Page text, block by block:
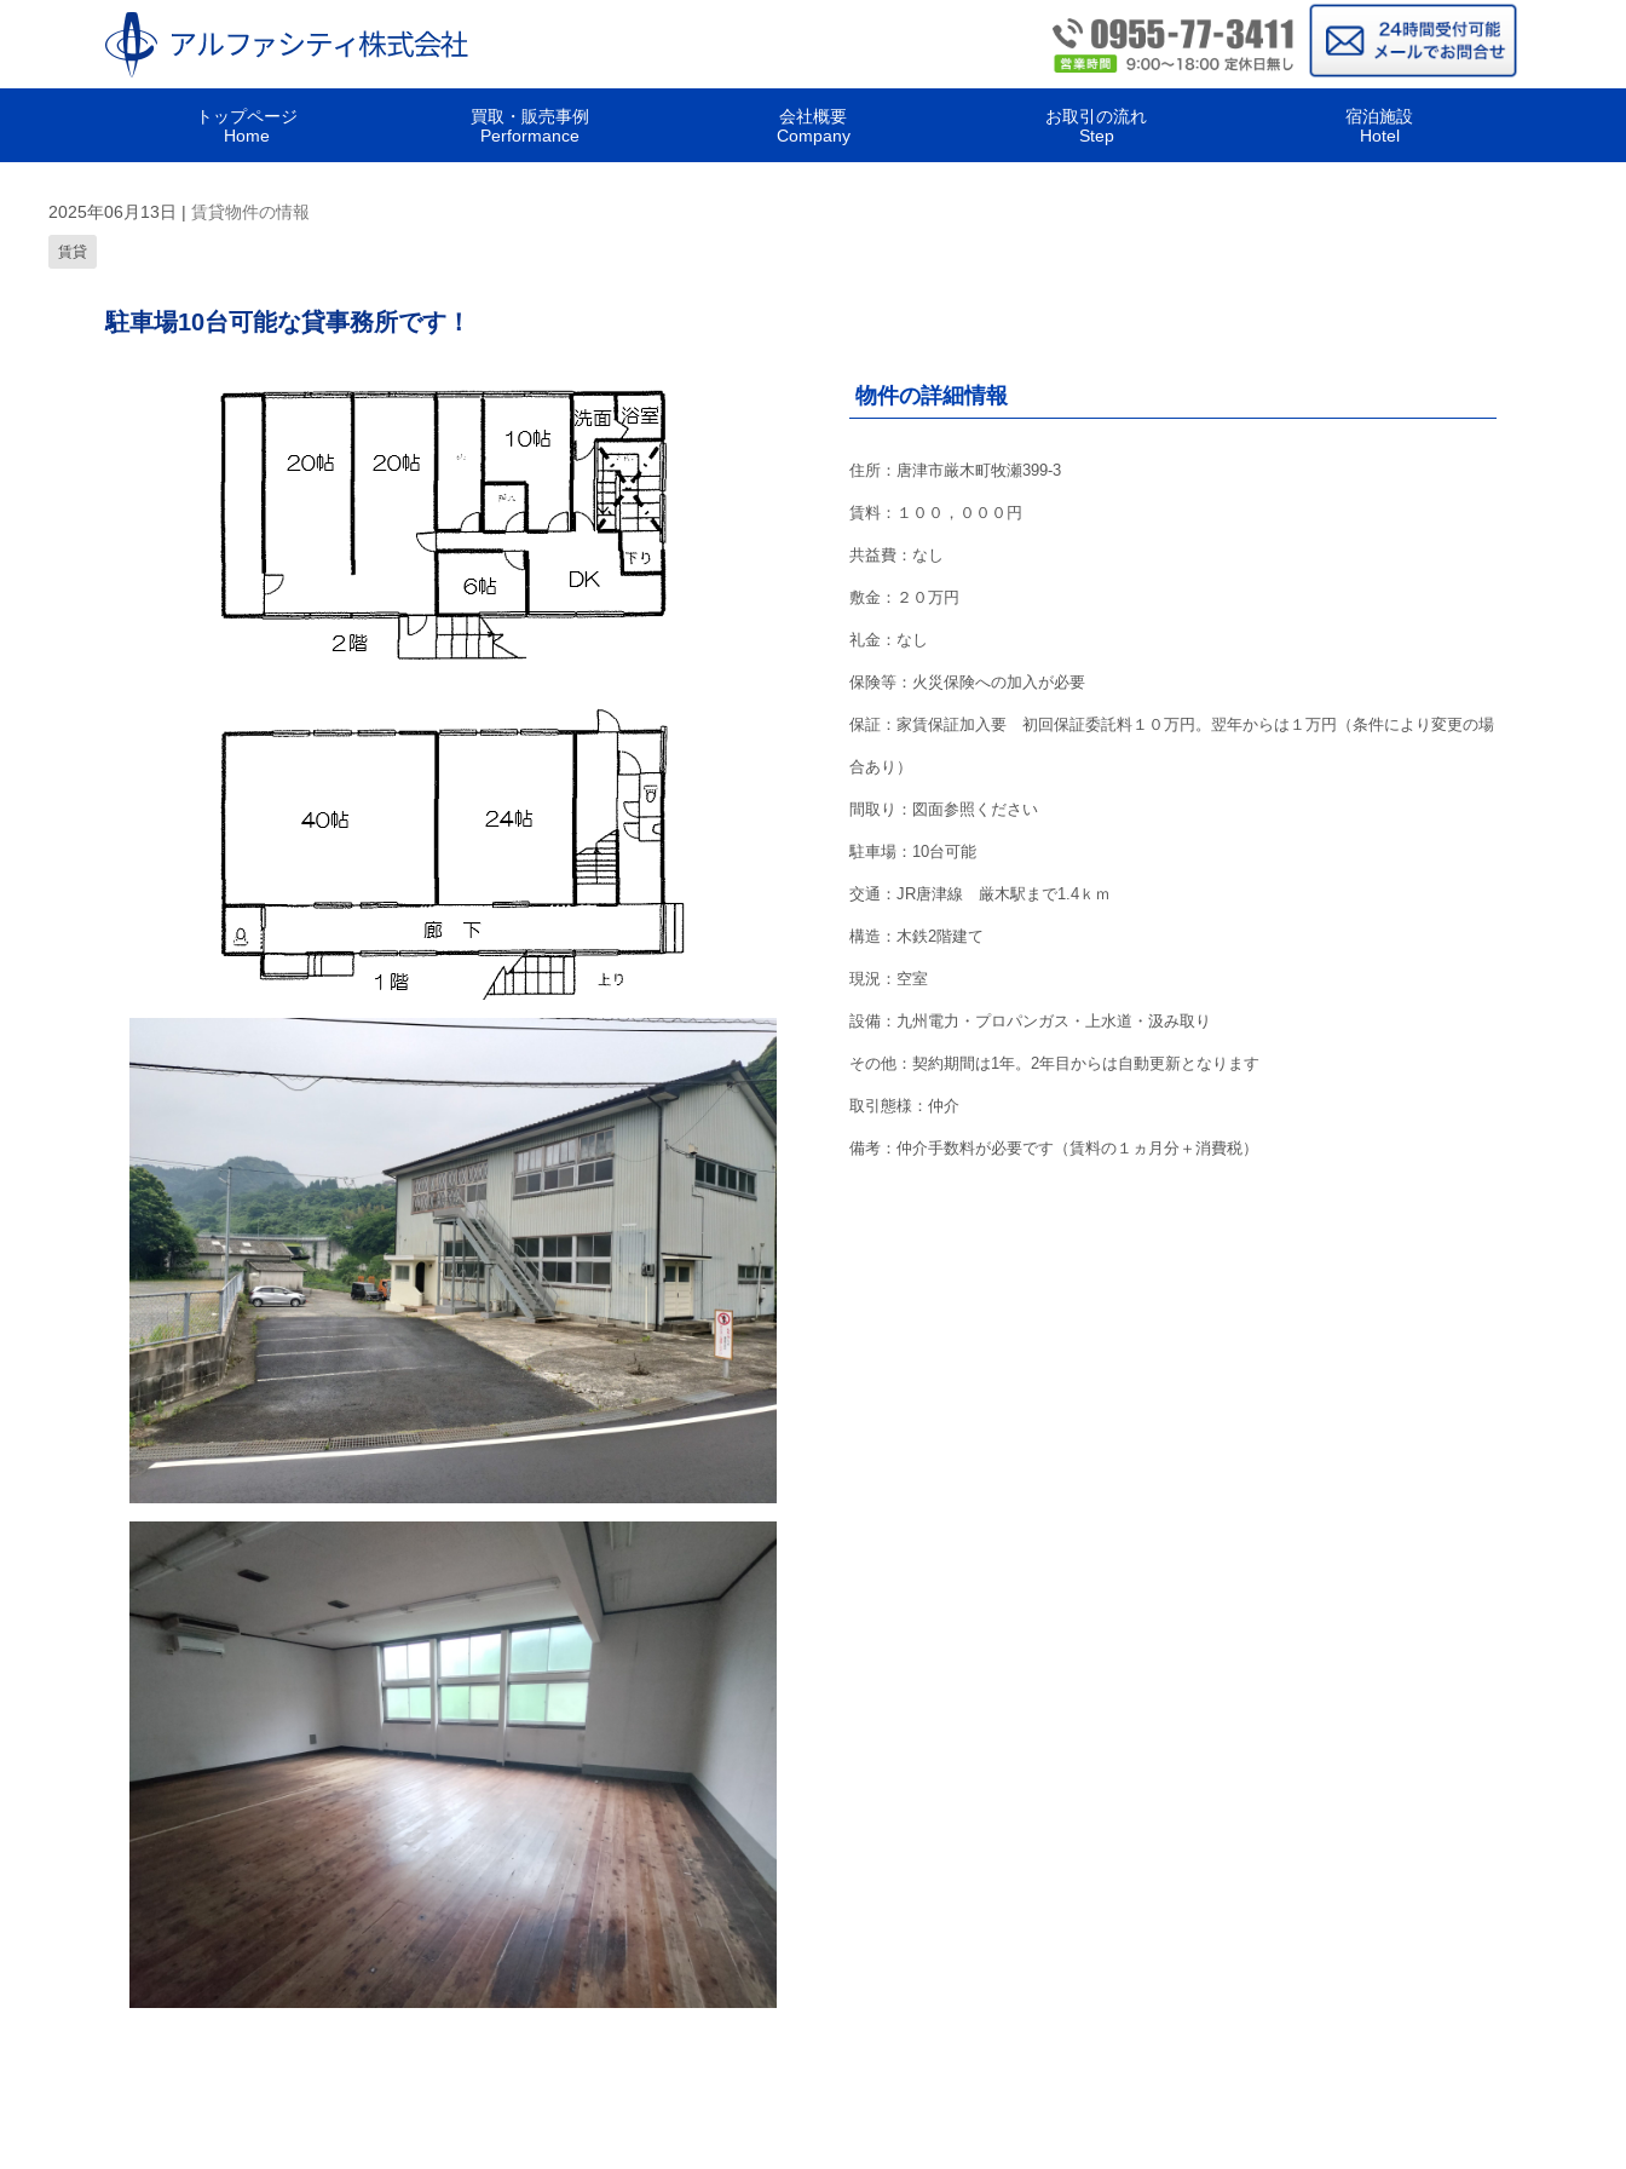
トップページ
Home
買取・販売事例
Performance
会社概要
Company
お取引の流れ
Step
宿泊施設
Hotel
2025年06月13日 |賃貸物件の情報
賃貸
駐車場10台可能な貸事務所です！
物件の詳細情報
住所：唐津市厳木町牧瀬399-3
賃料：１００，０００円
共益費：なし
敷金：２０万円
礼金：なし
保険等：火災保険への加入が必要
保証：家賃保証加入要 初回保証委託料１０万円。翌年からは１万円（条件により変更の場
合あり）
間取り：図面参照ください
駐車場：10台可能
交通：JR唐津線 厳木駅まで1.4ｋｍ
構造：木鉄2階建て
現況：空室
設備：九州電力・プロパンガス・上水道・汲み取り
その他：契約期間は1年。2年目からは自動更新となります
取引態様：仲介
備考：仲介手数料が必要です（賃料の１ヵ月分＋消費税）